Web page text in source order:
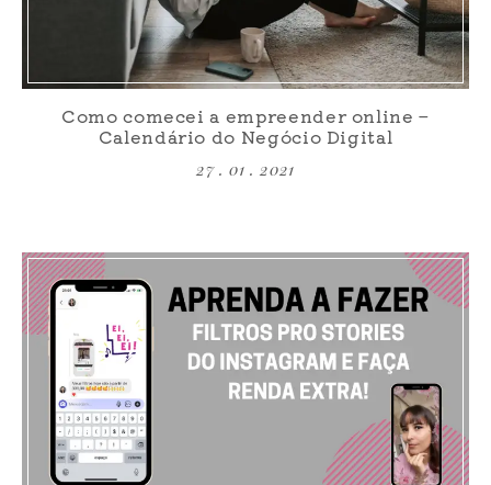
Como comecei a empreender online –
Calendário do Negócio Digital
27 . 01 . 2021